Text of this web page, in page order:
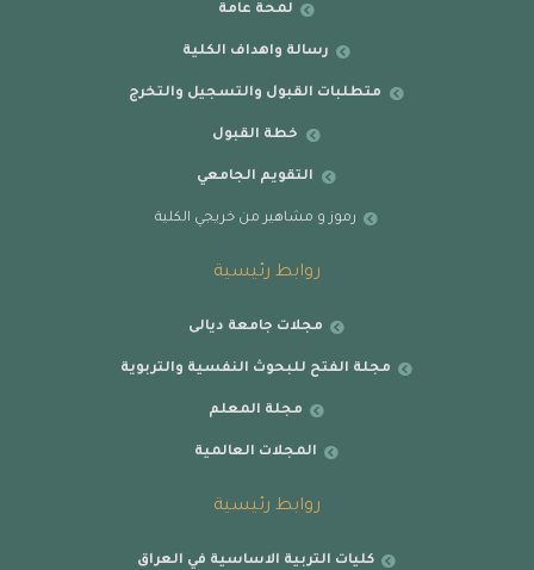
لمحة عامة
رسالة واهداف الكلية
متطلبات القبول والتسجيل والتخرج
خطة القبول
التقويم الجامعي
رموز و مشاهير من خريجي الكلية
روابط رئيسية
مجلات جامعة ديالى
مجلة الفتح للبحوث النفسية والتربوية
مجلة المعلم
المجلات العالمية
روابط رئيسية
كليات التربية الاساسية في العراق